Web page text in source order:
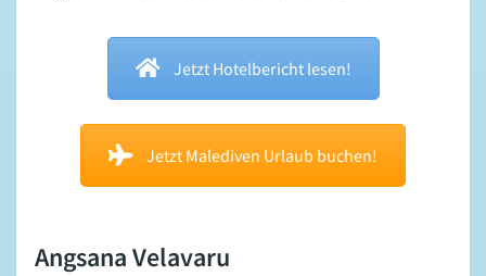
Jetzt Hotelbericht lesen!
Jetzt Malediven Urlaub buchen!
Angsana Velavaru